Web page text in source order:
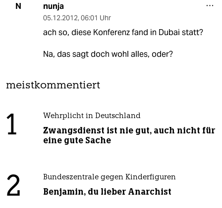
N nunja
05.12.2012, 06:01 Uhr
ach so, diese Konferenz fand in Dubai statt?
Na, das sagt doch wohl alles, oder?
meistkommentiert
1 Wehrplicht in Deutschland
Zwangsdienst ist nie gut, auch nicht für
eine gute Sache
2 Bundeszentrale gegen Kinderfiguren
Benjamin, du lieber Anarchist